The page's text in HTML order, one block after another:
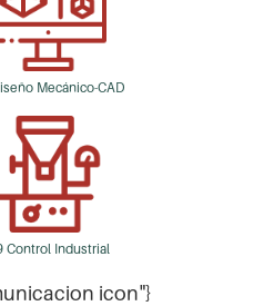
Mecánico-CAD
Control Industrial
icon"}